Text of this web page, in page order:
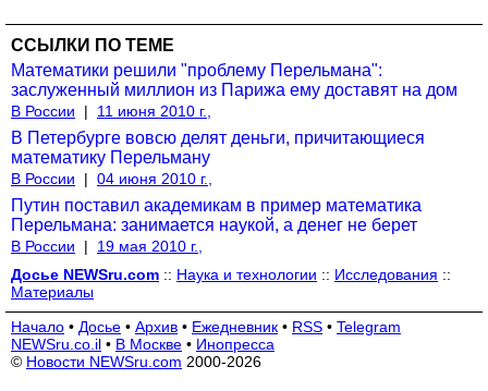
ССЫЛКИ ПО ТЕМЕ
Математики решили "проблему Перельмана":
заслуженный миллион из Парижа ему доставят на дом
В России | 11 июня 2010 г.,
В Петербурге вовсю делят деньги, причитающиеся
математику Перельману
В России | 04 июня 2010 г.,
Путин поставил академикам в пример математика
Перельмана: занимается наукой, а денег не берет
В России |
19 мая 2010 г.,
Досье NEWSru.com :: Наука и технологии :: Исследования ::
Материалы
Начало • Досье • Архив • Ежедневник • RSS • Telegram
NEWSru.co.il • В Москве • Инопресса
© Новости NEWSru.com 2000-2026